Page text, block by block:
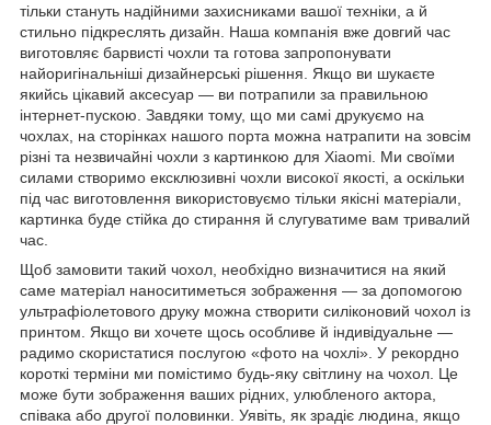
тільки стануть надійними захисниками вашої техніки, а й
стильно підкреслять дизайн. Наша компанія вже довгий час
виготовляє барвисті чохли та готова запропонувати
найоригінальніші дизайнерські рішення. Якщо ви шукаєте
якийсь цікавий аксесуар — ви потрапили за правильною
інтернет-пускою. Завдяки тому, що ми самі друкуємо на
чохлах, на сторінках нашого порта можна натрапити на зовсім
різні та незвичайні чохли з картинкою для Xiaomi. Ми своїми
силами створимо ексклюзивні чохли високої якості, а оскільки
під час виготовлення використовуємо тільки якісні матеріали,
картинка буде стійка до стирання й слугуватиме вам тривалий
час.
Щоб замовити такий чохол, необхідно визначитися на який
саме матеріал наноситиметься зображення — за допомогою
ультрафіолетового друку можна створити силіконовий чохол із
принтом. Якщо ви хочете щось особливе й індивідуальне —
радимо скористатися послугою «фото на чохлі». У рекордно
короткі терміни ми помістимо будь-яку світлину на чохол. Це
може бути зображення ваших рідних, улюбленого актора,
співака або другої половинки. Уявіть, як зрадіє людина, якщо